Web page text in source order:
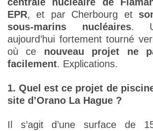
EPR, et par Cherbourg et
sous-marins nucléaires.
aujourd’hui fortement tourné
où ce nouveau projet ne
facilement. Explications.
1. Quel est ce projet de
site d’Orano La Hague ?
Il s’agit d’une surface de